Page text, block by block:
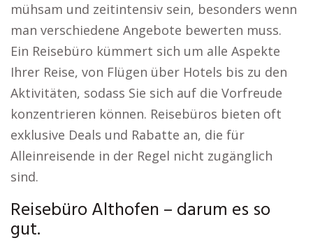
mühsam und zeitintensiv sein, besonders wenn
man verschiedene Angebote bewerten muss.
Ein Reisebüro kümmert sich um alle Aspekte
Ihrer Reise, von Flügen über Hotels bis zu den
Aktivitäten, sodass Sie sich auf die Vorfreude
konzentrieren können. Reisebüros bieten oft
exklusive Deals und Rabatte an, die für
Alleinreisende in der Regel nicht zugänglich
sind.
Reisebüro Althofen – darum es so
gut.